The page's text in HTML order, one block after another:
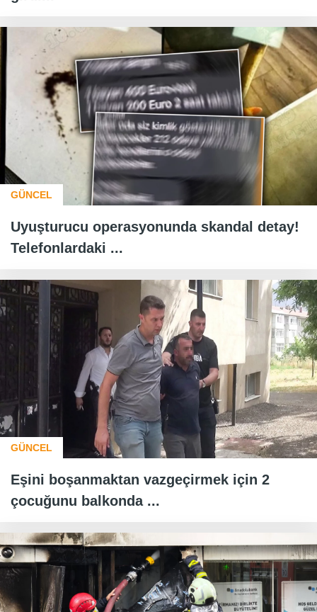
GÜNCEL
Uyuşturucu operasyonunda skandal detay!
Telefonlardaki ...
GÜNCEL
Eşini boşanmaktan vazgeçirmek için 2
çocuğunu balkonda ...